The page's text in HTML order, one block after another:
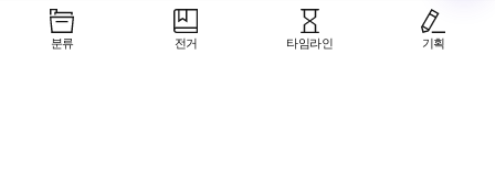
분류 전거 타임라인 기획
학교 레지오 아카이브 구축에 대한 인사말씀
Copyright © All rights reserved.